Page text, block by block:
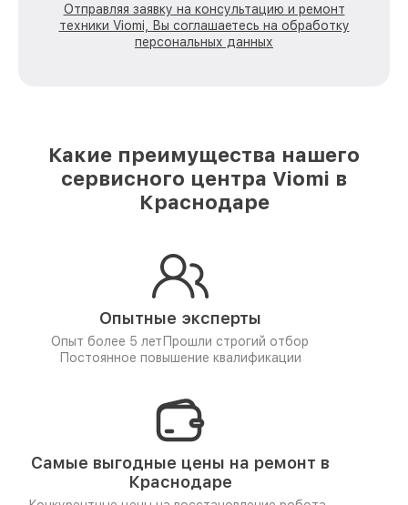
Отправляя заявку на консультацию и ремонт
техники Viomi, Вы соглашаетесь на обработку
персональных данных
Какие преимущества нашего
сервисного центра Viomi в
Краснодаре
Опытные эксперты
Опыт более 5 лет Прошли строгий отбор
Постоянное повышение квалификации
Самые выгодные цены на ремонт в
Краснодаре